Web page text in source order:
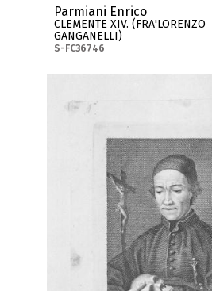
Parmiani Enrico
CLEMENTE XIV. (FRA'LORENZO
GANGANELLI)
S-FC36746